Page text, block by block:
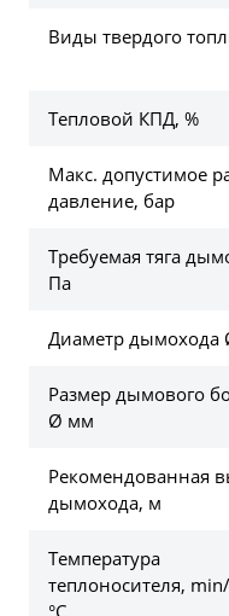
Виды твердого
Тепловой КПД, %
Макс. допустимое
давление, бар
Требуемая тяга
Па
Диаметр дымохода
Размер дымового
Ø мм
Рекомендованная
дымохода, м
Температура
теплоносителя,